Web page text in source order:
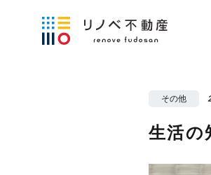
その他
生活の